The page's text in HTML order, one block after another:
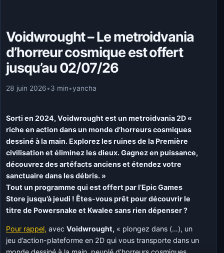
Voidwrought – Le metroidvania
d’horreur cosmique est offert
jusqu’au 02/07/26
28 juin 2026•3 min•yancha
Sorti en 2024, Voidwrought est un metroidvania 2D «
riche en action dans un monde d’horreurs cosmiques
dessiné à la main. Explorez les ruines de la Première
civilisation et éliminez les dieux. Gagnez en puissance,
découvrez des artéfacts anciens et étendez votre
sanctuaire dans les débris. »
Tout un programme qui est offert par l’Epic Games
Store jusqu’à jeudi ! Êtes-vous prêt pour découvrir le
titre de Powersnake et Kwalee sans rien dépenser ?
Pour rappel, avecVoidwrought, « plongez dans (…), un
jeu d’action-plateforme en 2D qui vous transporte dans un